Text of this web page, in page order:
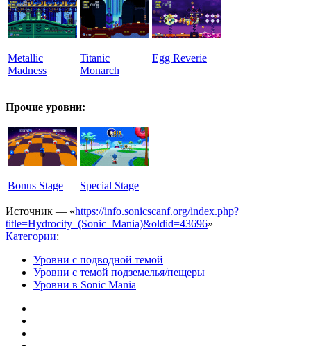
Metallic
Madness
Titanic
Monarch
Egg Reverie
Прочие уровни:
Bonus Stage Special Stage
Источник — «https://info.sonicscanf.org/index.php?
title=Hydrocity_(Sonic_Mania)&oldid=43696»
Категории:
Уровни с подводной темой
Уровни с темой подземелья/пещеры
Уровни в Sonic Mania